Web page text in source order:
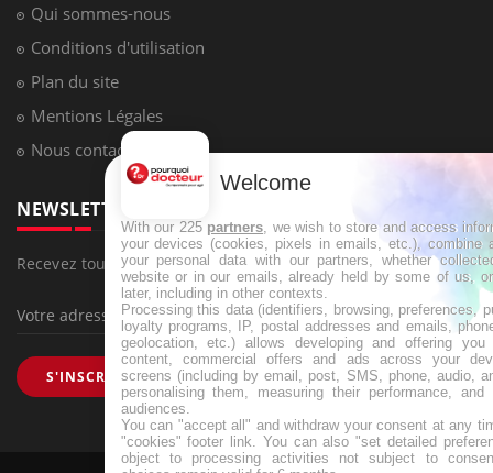
Qui sommes-nous
Conditions d'utilisation
Plan du site
Mentions Légales
Nous contacter
NEWSLETTER
Recevez toutes les semaines les meilleures infos santé
S'INSCRIRE
Welcome
With our 225 partners , we wish to store and access
your devices (cookies, pixels in emails, etc.), combine
your personal data with our partners, whether
website or in our emails, already held by some of us,
later, including in other contexts.
Processing this data (identifiers, browsing, preferences,
loyalty programs, IP, postal addresses and emails,
geolocation, etc.) allows developing and offering you
content, commercial offers and ads across your
screens (including by email, post, SMS, phone, audio,
personalising them, measuring their performance, and
audiences.
You can "accept all" and withdraw your consent at any
"cookies" footer link . You can also "set detailed
object to processing activities not subject to